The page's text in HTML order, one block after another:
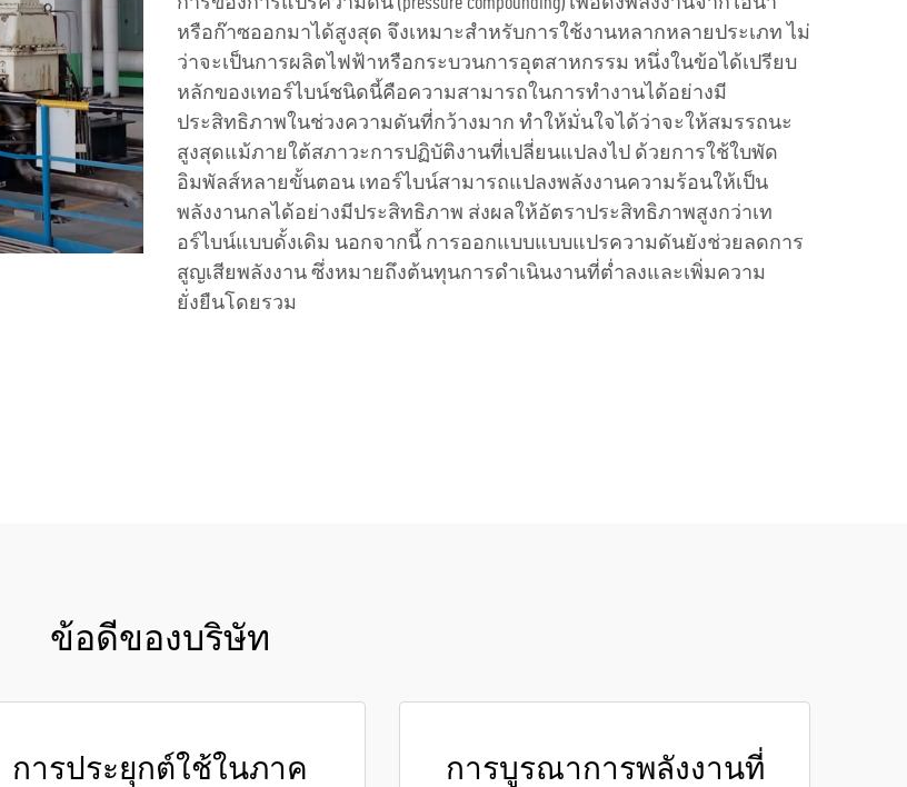
หรือก๊าซออกมาได้สูงสุด จึงเหมาะสำหรับการใช้งานหลากหลายประเภท ไม่
ว่าจะเป็นการผลิตไฟฟ้าหรือกระบวนการอุตสาหกรรม หนึ่งในข้อได้เปรียบ
หลักของเทอร์ไบน์ชนิดนี้คือความสามารถในการทำงานได้อย่างมี
ประสิทธิภาพในช่วงความดันที่กว้างมาก ทำให้มั่นใจได้ว่าจะให้สมรรถนะ
สูงสุดแม้ภายใต้สภาวะการปฏิบัติงานที่เปลี่ยนแปลงไป ด้วยการใช้ใบพัด
อิมพัลส์หลายขั้นตอน เทอร์ไบน์สามารถแปลงพลังงานความร้อนให้เป็น
พลังงานกลได้อย่างมีประสิทธิภาพ ส่งผลให้อัตราประสิทธิภาพสูงกว่าเท
อร์ไบน์แบบดั้งเดิม นอกจากนี้ การออกแบบแบบแปรความดันยังช่วยลดการ
สูญเสียพลังงาน ซึ่งหมายถึงต้นทุนการดำเนินงานที่ต่ำลงและเพิ่มความ
ยั่งยืนโดยรวม
ข้อดีของบริษัท
การประยุกต์ใช้ในภาค
การบูรณาการพลังงานที่